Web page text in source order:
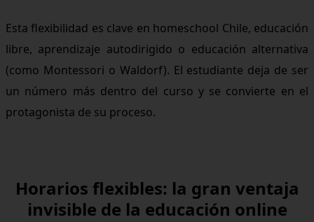
Esta flexibilidad es clave en homeschool Chile, educación
libre, aprendizaje autodirigido o educación alternativa
(como Montessori o Waldorf). El estudiante deja de ser
un número más dentro del curso y se convierte en el
protagonista de su proceso.
Horarios flexibles: la gran ventaja
invisible de la educación online